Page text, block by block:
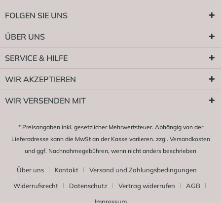
FOLGEN SIE UNS
ÜBER UNS
SERVICE & HILFE
WIR AKZEPTIEREN
WIR VERSENDEN MIT
* Preisangaben inkl. gesetzlicher Mehrwertsteuer. Abhängig von der
Lieferadresse kann die MwSt an der Kasse variieren. zzgl. Versandkosten
und ggf. Nachnahmegebühren, wenn nicht anders beschrieben
Über uns Kontakt
Versand und Zahlungsbedingungen
Widerrufsrecht
Datenschutz Vertrag widerrufen
AGB